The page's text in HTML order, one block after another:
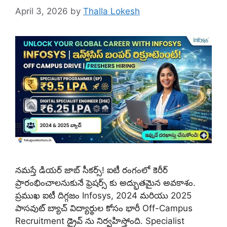
April 3, 2026 by Thalla Lokesh
నమస్తే డియర్ జాబ్ సీకర్స్! ఐటీ రంగంలో కెరీర్
ప్రారంభించాలనుకునే ఫ్రెషర్స్ కు అద్భుతమైన అవకాశం.
ప్రముఖ ఐటీ దిగ్గజం Infosys, 2024 మరియు 2025
పాసవుట్ బ్యాచ్ విద్యార్థుల కోసం భారీ Off-Campus
Recruitment డ్రైవ్ ను నిర్వహిస్తోంది. Specialist